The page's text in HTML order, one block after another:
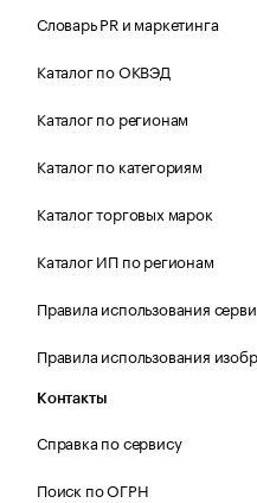
Словарь PR и маркетинга
Каталог по ОКВЭД
Каталог по регионам
Каталог по категориям
Каталог торговых марок
Каталог ИП по регионам
Правила использования
Правила использования
Контакты
Справка по сервису
Поиск по ОГРН